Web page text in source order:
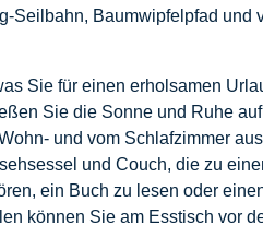
Seilbahn, Baumwipfelpfad und
Sie für einen erholsamen
Sie die Sonne und Ruhe
und vom Schlafzimmer
und Couch, die zu
ein Buch zu lesen oder
können Sie am Esstisch vor